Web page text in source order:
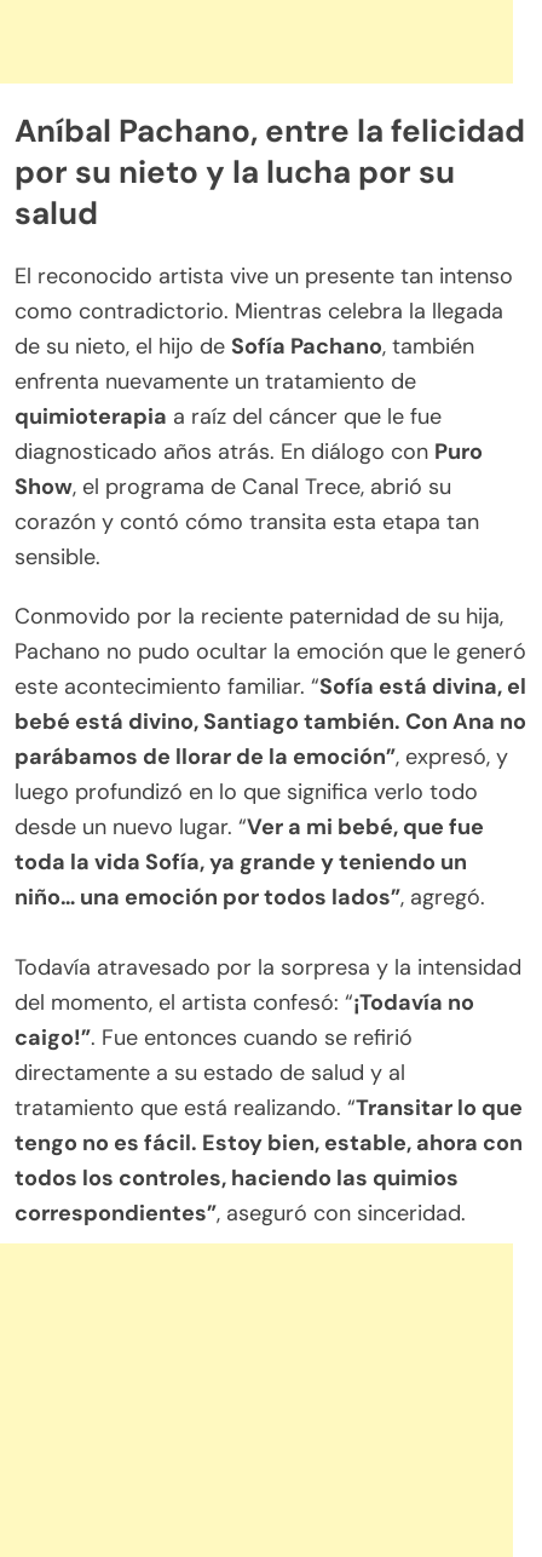
Aníbal Pachano, entre la felicidad
por su nieto y la lucha por su
salud
El reconocido artista vive un presente tan intenso
como contradictorio. Mientras celebra la llegada
de su nieto, el hijo de Sofía Pachano, también
enfrenta nuevamente un tratamiento de
quimioterapia a raíz del cáncer que le fue
diagnosticado años atrás. En diálogo con Puro
Show, el programa de Canal Trece, abrió su
corazón y contó cómo transita esta etapa tan
sensible.
Conmovido por la reciente paternidad de su hija,
Pachano no pudo ocultar la emoción que le generó
este acontecimiento familiar. “Sofía está divina, el
bebé está divino, Santiago también. Con Ana no
parábamos de llorar de la emoción”, expresó, y
luego profundizó en lo que significa verlo todo
desde un nuevo lugar. “Ver a mi bebé, que fue
toda la vida Sofía, ya grande y teniendo un
niño… una emoción por todos lados”, agregó.
Todavía atravesado por la sorpresa y la intensidad
del momento, el artista confesó: “¡Todavía no
caigo!”. Fue entonces cuando se refirió
directamente a su estado de salud y al
tratamiento que está realizando. “Transitar lo que
tengo no es fácil. Estoy bien, estable, ahora con
todos los controles, haciendo las quimios
correspondientes”, aseguró con sinceridad.